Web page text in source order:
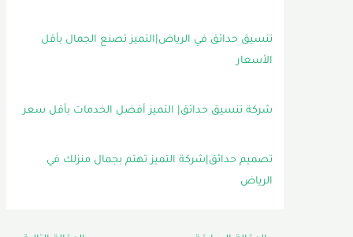
تنسيق حدائق في الرياض|التميز تصنع الجمال بأقل
الأسعار
شركة تنسيق حدائق| التميز أفضل الخدمات بأقل سعر
تصميم حدائق|شركة التميز تهتم بجمال منزلك في
الرياض